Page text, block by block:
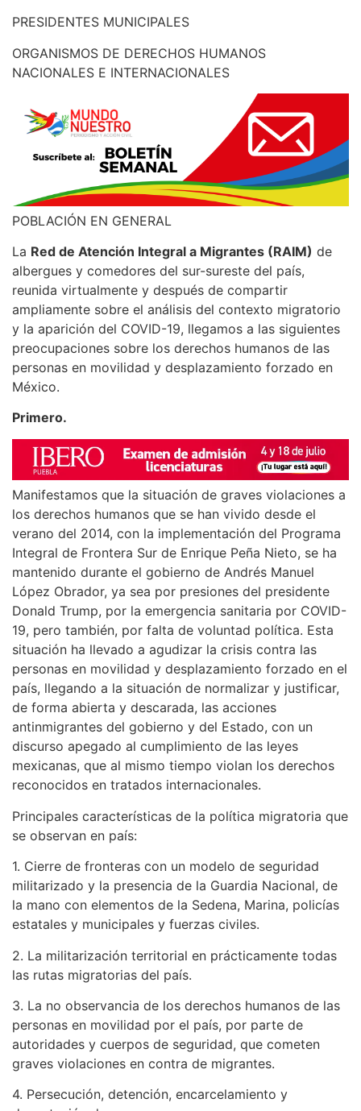
PRESIDENTES MUNICIPALES
ORGANISMOS DE DERECHOS HUMANOS
NACIONALES E INTERNACIONALES
POBLACIÓN EN GENERAL
La Red de Atención Integral a Migrantes (RAIM) de
albergues y comedores del sur-sureste del país,
reunida virtualmente y después de compartir
ampliamente sobre el análisis del contexto migratorio
y la aparición del COVID-19, llegamos a las siguientes
preocupaciones sobre los derechos humanos de las
personas en movilidad y desplazamiento forzado en
México.
Primero.
Manifestamos que la situación de graves violaciones a
los derechos humanos que se han vivido desde el
verano del 2014, con la implementación del Programa
Integral de Frontera Sur de Enrique Peña Nieto, se ha
mantenido durante el gobierno de Andrés Manuel
López Obrador, ya sea por presiones del presidente
Donald Trump, por la emergencia sanitaria por COVID-
19, pero también, por falta de voluntad política. Esta
situación ha llevado a agudizar la crisis contra las
personas en movilidad y desplazamiento forzado en el
país, llegando a la situación de normalizar y justificar,
de forma abierta y descarada, las acciones
antinmigrantes del gobierno y del Estado, con un
discurso apegado al cumplimiento de las leyes
mexicanas, que al mismo tiempo violan los derechos
reconocidos en tratados internacionales.
Principales características de la política migratoria que
se observan en país:
1. Cierre de fronteras con un modelo de seguridad
militarizado y la presencia de la Guardia Nacional, de
la mano con elementos de la Sedena, Marina, policías
estatales y municipales y fuerzas civiles.
2. La militarización territorial en prácticamente todas
las rutas migratorias del país.
3. La no observancia de los derechos humanos de las
personas en movilidad por el país, por parte de
autoridades y cuerpos de seguridad, que cometen
graves violaciones en contra de migrantes.
4. Persecución, detención, encarcelamiento y